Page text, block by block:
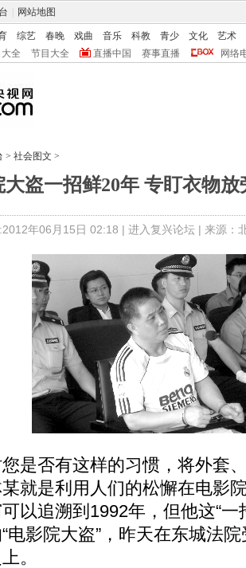
网站地图
综艺 春晚 戏曲 音乐 科教 青少 文化
艺术
全 节目大全 直播中国 赛事直播 网络
> 社会图文 >
大盗一招鲜20年 专盯衣物
年06月15日 02:18 | 进入复兴论坛| 来源：
否有这样的习惯，将外套
就是利用人们的松懈在电影
以追溯到1992年，但他这“一
电影院大盗”，昨天在东城法
。